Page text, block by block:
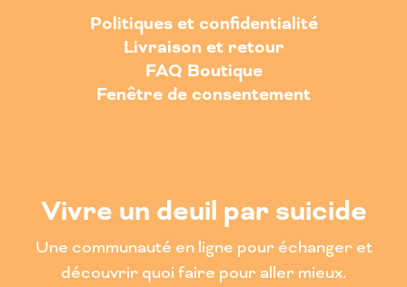
Politiques et confidentialité
Livraison et retour
FAQ Boutique
Fenêtre de consentement
Vivre un deuil par suicide
Une communauté en ligne pour échanger et
découvrir quoi faire pour aller mieux.